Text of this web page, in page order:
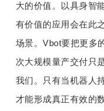
大的价值。以具身智
有价值的应用会在此
场景。Vbot要把更多
次大规模量产交付只
我们 。只有当机器人
才能形成真正有效的